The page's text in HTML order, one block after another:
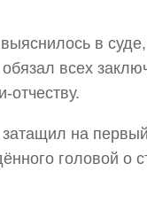
в
всех
отчеству.
на
головой о